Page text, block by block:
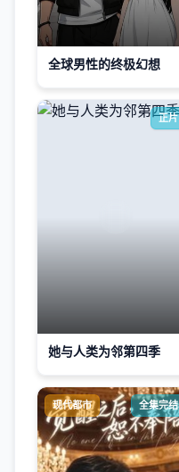
全球男性的终极幻想
正片
她与人类为邻第四季
现代都市 全集完结